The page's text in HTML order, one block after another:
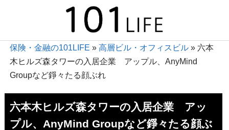
保険・金融の101LIFE » 高層ビル・オフィスビル» 六本
木ヒルズ森タワーの入居企業 アップル、AnyMind
Groupなど錚々たる顔ぶれ
六本木ヒルズ森タワーの入居企業 アッ
プル、AnyMind Groupなど錚々たる顔ぶ